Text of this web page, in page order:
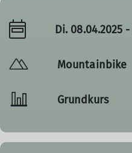
Di. 08.04.2025
Mountainbike
Grundkurs